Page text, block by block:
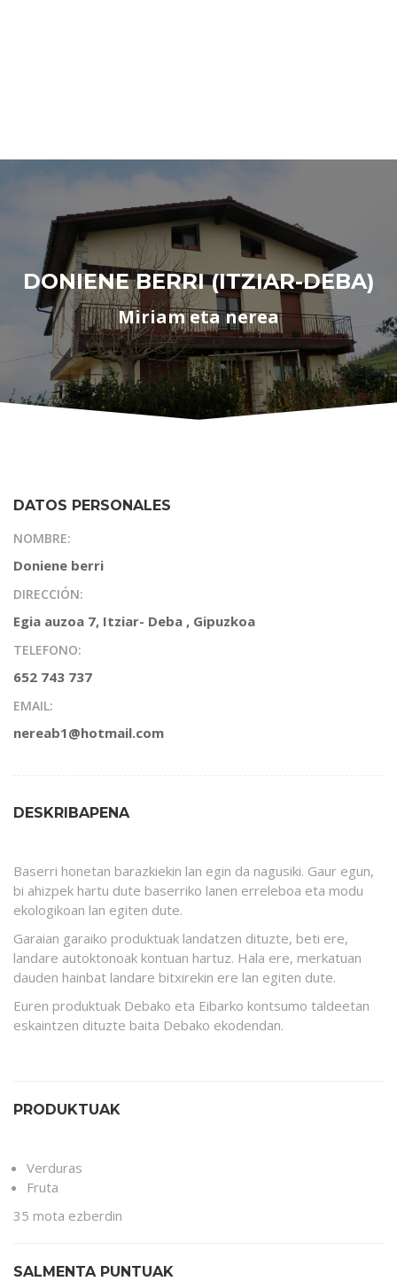
DONIENE BERRI (ITZIAR-DEBA)
Miriam eta nerea
DATOS PERSONALES
NOMBRE:
Doniene berri
DIRECCIÓN:
Egia auzoa 7, Itziar- Deba , Gipuzkoa
TELEFONO:
652 743 737
EMAIL:
nereab1@hotmail.com
DESKRIBAPENA
Baserri honetan barazkiekin lan egin da nagusiki. Gaur egun,
bi ahizpek hartu dute baserriko lanen erreleboa eta modu
ekologikoan lan egiten dute.
Garaian garaiko produktuak landatzen dituzte, beti ere,
landare autoktonoak kontuan hartuz. Hala ere, merkatuan
dauden hainbat landare bitxirekin ere lan egiten dute.
Euren produktuak Debako eta Eibarko kontsumo taldeetan
eskaintzen dituzte baita Debako ekodendan.
PRODUKTUAK
Verduras
Fruta
35 mota ezberdin
SALMENTA PUNTUAK